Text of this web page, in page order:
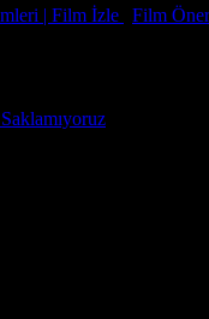
| Film İzle Film